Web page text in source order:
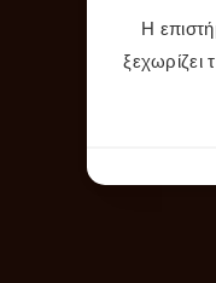
Η